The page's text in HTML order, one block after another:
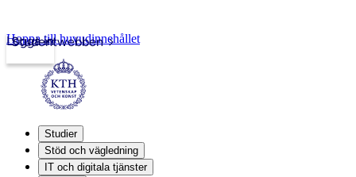
Studentwebben
Logga in
Hoppa till huvudinnehållet
Studier
Stöd och vägledning
IT och digitala tjänster